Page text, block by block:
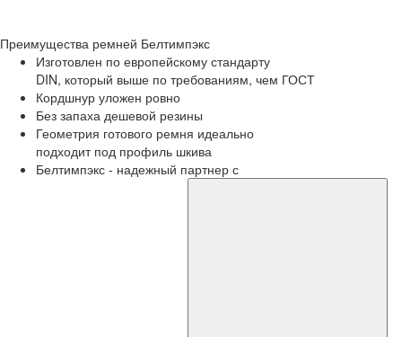
Преимущества ремней Белтимпэкс
Изготовлен по европейскому стандарту
DIN, который выше по требованиям, чем ГОСТ
Кордшнур уложен ровно
Без запаха дешевой резины
Геометрия готового ремня идеально
подходит под профиль шкива
Белтимпэкс - надежный партнер с